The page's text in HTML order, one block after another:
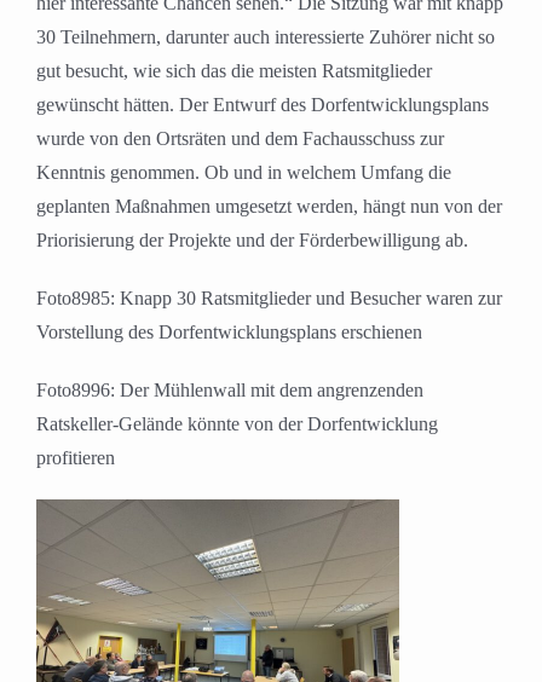
30 Teilnehmern, darunter auch interessierte Zuhörer nicht so
gut besucht, wie sich das die meisten Ratsmitglieder
gewünscht hätten. Der Entwurf des Dorfentwicklungsplans
wurde von den Ortsräten und dem Fachausschuss zur
Kenntnis genommen. Ob und in welchem Umfang die
geplanten Maßnahmen umgesetzt werden, hängt nun von der
Priorisierung der Projekte und der Förderbewilligung ab.
Foto8985: Knapp 30 Ratsmitglieder und Besucher waren zur
Vorstellung des Dorfentwicklungsplans erschienen
Foto8996: Der Mühlenwall mit dem angrenzenden
Ratskeller-Gelände könnte von der Dorfentwicklung
profitieren